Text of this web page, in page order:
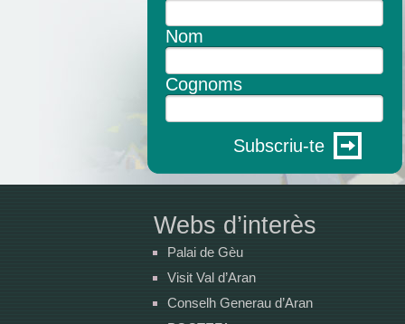
Nom
Cognoms
Subscriu-te
Webs d’interès
Palai de Gèu
Visit Val d’Aran
Conselh Generau d’Aran